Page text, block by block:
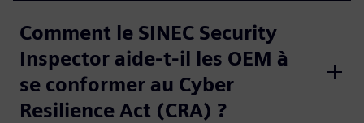
Comment le SINEC Security
Inspector aide-t-il les OEM à
se conformer au Cyber
Resilience Act (CRA) ?